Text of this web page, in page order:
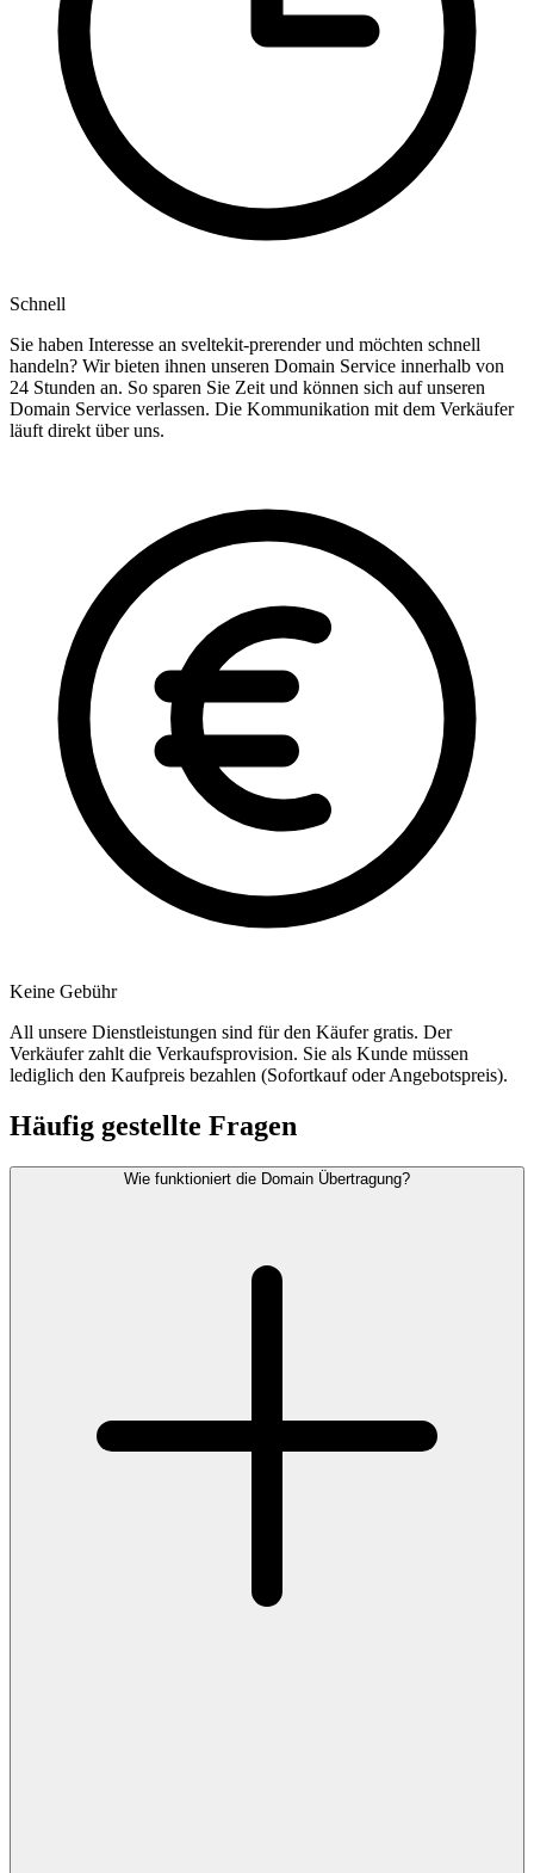
Schnell
Sie haben Interesse an sveltekit-prerender und möchten schnell
handeln? Wir bieten ihnen unseren Domain Service innerhalb von
24 Stunden an. So sparen Sie Zeit und können sich auf unseren
Domain Service verlassen. Die Kommunikation mit dem Verkäufer
läuft direkt über uns.
Keine Gebühr
All unsere Dienstleistungen sind für den Käufer gratis. Der
Verkäufer zahlt die Verkaufsprovision. Sie als Kunde müssen
lediglich den Kaufpreis bezahlen (Sofortkauf oder Angebotspreis).
Häufig gestellte Fragen
Wie funktioniert die Domain Übertragung?